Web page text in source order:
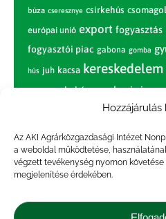
Az AKI Agrárközgazdasági Intézet
a weboldal működtetése,
végzett tevékenység nyomon
megjelenítése érdekében.
búza cseresznye csirkehús
európai unió export fogyasztás
fogyasztói piac gabona gomba
hús juh kacsa kereskedelem
körte marhahús nagybani piac
nemzetközi
paradicsom piac piaci
pulyka pulykahús sertés
szarvasmarha termelés
zöldség